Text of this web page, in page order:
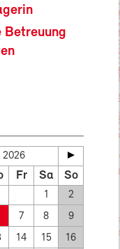
Betreuung
2026
Fr Sa So
1 2
7 8 9
14 15 16